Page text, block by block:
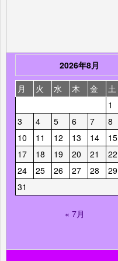
2026年8月
月
火 水 木 金 土
1
3
4 5 6 7 8
10
11 12 13 14 15
17
18 19 20 21 22
24
25 26 27 28 29
31
« 7月